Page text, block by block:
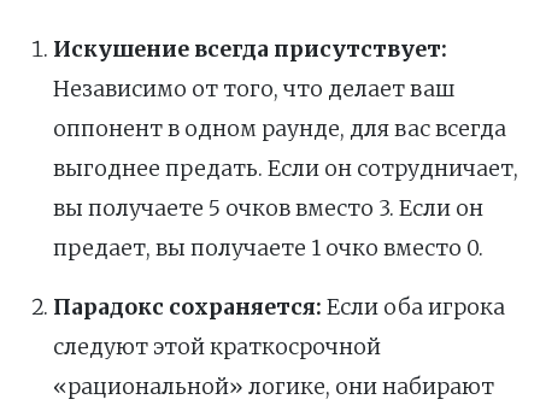
Искушение всегда присутствует:
Независимо от того, что делает ваш
оппонент в одном раунде, для вас всегда
выгоднее предать. Если он сотрудничает,
вы получаете 5 очков вместо 3. Если он
предает, вы получаете 1 очко вместо 0.
Парадокс сохраняется: Если оба игрока
следуют этой краткосрочной
«рациональной» логике, они набирают